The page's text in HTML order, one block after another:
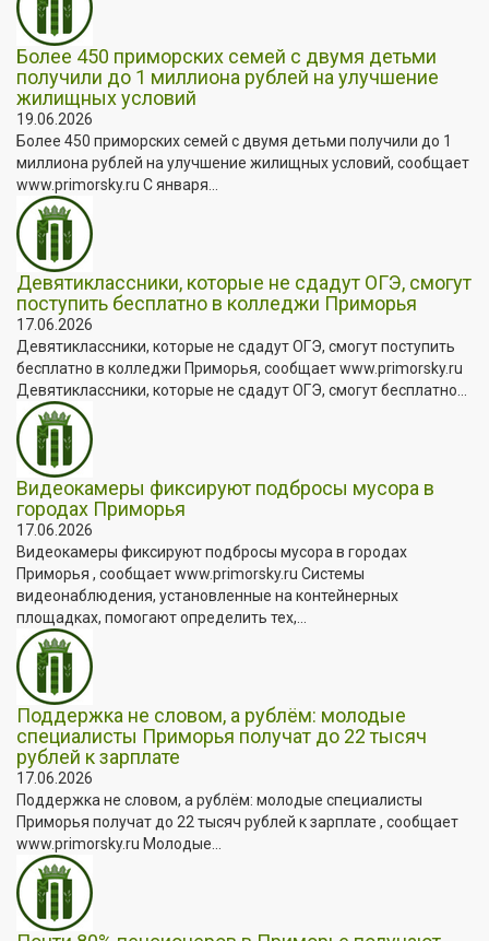
Более 450 приморских семей с двумя детьми
получили до 1 миллиона рублей на улучшение
жилищных условий
19.06.2026
Более 450 приморских семей с двумя детьми получили до 1
миллиона рублей на улучшение жилищных условий, сообщает
www.primorsky.ru С января...
Девятиклассники, которые не сдадут ОГЭ, смогут
поступить бесплатно в колледжи Приморья
17.06.2026
Девятиклассники, которые не сдадут ОГЭ, смогут поступить
бесплатно в колледжи Приморья, сообщает www.primorsky.ru
Девятиклассники, которые не сдадут ОГЭ, смогут бесплатно...
Видеокамеры фиксируют подбросы мусора в
городах Приморья
17.06.2026
Видеокамеры фиксируют подбросы мусора в городах
Приморья , сообщает www.primorsky.ru Системы
видеонаблюдения, установленные на контейнерных
площадках, помогают определить тех,...
Поддержка не словом, а рублём: молодые
специалисты Приморья получат до 22 тысяч
рублей к зарплате
17.06.2026
Поддержка не словом, а рублём: молодые специалисты
Приморья получат до 22 тысяч рублей к зарплате , сообщает
www.primorsky.ru Молодые...